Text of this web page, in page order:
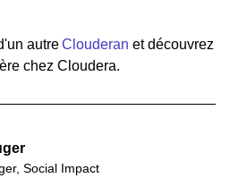
autreClouderan et découvrez
chez Cloudera.
Social Impact